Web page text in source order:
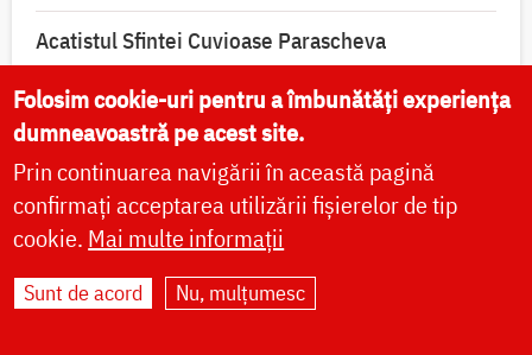
Acatistul Sfintei Cuvioase Parascheva
Acatistul Sfintei Cruci
Rugăciune de mulţumire către Maica Domnului
Rugăciune de mulțumire pentru binefacerile
primite de la Dumnezeu
Folosim cookie-uri pentru a îmbunătăți experiența
dumneavoastră pe acest site.
Prin continuarea navigării în această pagină
confirmați acceptarea utilizării fișierelor de tip
cookie. Mai multe informații
Sunt de acord Nu, mulțumesc